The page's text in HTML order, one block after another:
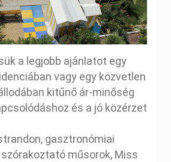
a legjobb ajánlatot egy
vagy egy közvetlen
kitűnő ár-minőség
és a jó közérzet
gasztronómiai
műsorok, Miss